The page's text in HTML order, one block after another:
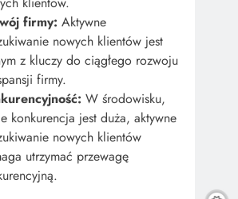
firmy: Aktywne
nowych klientów jest
z kluczy do ciągłego rozwoju
firmy.
W środowisku,
konkurencja jest duża, aktywne
nowych klientów
utrzymać przewagę